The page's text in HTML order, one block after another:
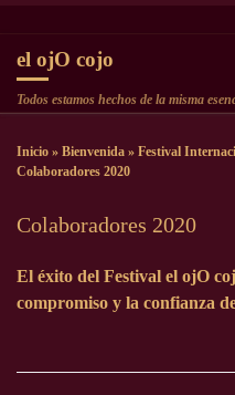
el ojO cojo
Todos estamos hechos de la misma
Inicio » Bienvenida » Festival
Colaboradores 2020
Colaboradores 2020
El éxito del Festival el ojO
compromiso y la confianza